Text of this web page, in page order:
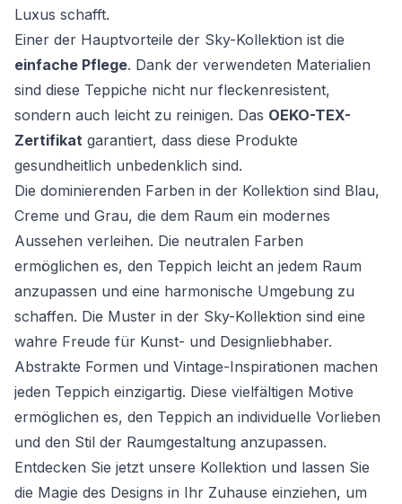
Luxus schafft.
Einer der Hauptvorteile der Sky-Kollektion ist die
einfache Pflege. Dank der verwendeten Materialien
sind diese Teppiche nicht nur fleckenresistent,
sondern auch leicht zu reinigen. Das OEKO-TEX-
Zertifikat garantiert, dass diese Produkte
gesundheitlich unbedenklich sind.
Die dominierenden Farben in der Kollektion sind Blau,
Creme und Grau, die dem Raum ein modernes
Aussehen verleihen. Die neutralen Farben
ermöglichen es, den Teppich leicht an jedem Raum
anzupassen und eine harmonische Umgebung zu
schaffen. Die Muster in der Sky-Kollektion sind eine
wahre Freude für Kunst- und Designliebhaber.
Abstrakte Formen und Vintage-Inspirationen machen
jeden Teppich einzigartig. Diese vielfältigen Motive
ermöglichen es, den Teppich an individuelle Vorlieben
und den Stil der Raumgestaltung anzupassen.
Entdecken Sie jetzt unsere Kollektion und lassen Sie
die Magie des Designs in Ihr Zuhause einziehen, um